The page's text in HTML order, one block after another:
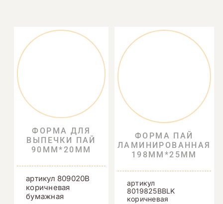
ФОРМА ДЛЯ
ВЫПЕЧКИ ПАЙ
90ММ*20ММ
артикул 809020B
коричневая
бумажная
ФОРМА ПАЙ
ЛАМИНИРОВАННАЯ
198ММ*25ММ
артикул
8019825BBLK
коричневая